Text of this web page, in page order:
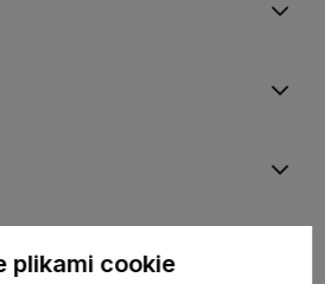
plikami cookie